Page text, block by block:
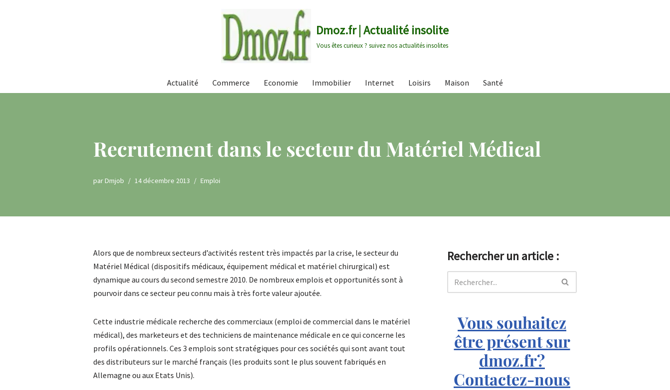
Dmoz.fr | Actualité insolite
Vous êtes curieux ? suivez nos actualités insolites
Actualité Commerce Economie Immobilier Internet Loisirs Maison Santé
Recrutement dans le secteur du Matériel Médical
parDmjob 14 décembre 2013 Emploi
Alors que de nombreux secteurs d’activités restent très impactés par la crise, le secteur du
Matériel Médical (dispositifs médicaux, équipement médical et matériel chirurgical) est
dynamique au cours du second semestre 2010. De nombreux emplois et opportunités sont à
pourvoir dans ce secteur peu connu mais à très forte valeur ajoutée.
Cette industrie médicale recherche des commerciaux (emploi de commercial dans le matériel
médical), des marketeurs et des techniciens de maintenance médicale en ce qui concerne les
profils opérationnels. Ces 3 emplois sont stratégiques pour ces sociétés qui sont avant tout
des distributeurs sur le marché français (les produits sont le plus souvent fabriqués en
Allemagne ou aux Etats Unis).
Rechercher un article :
Vous souhaitez
être présent sur
dmoz.fr?
Contactez-nous